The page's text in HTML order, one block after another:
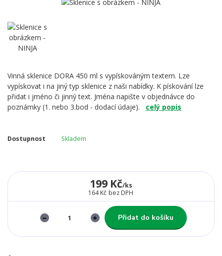
Vinná sklenice DORA 450 ml s vypískováným textem. Lze
vypískovat i na jiný typ sklenice z naši nabídky. K pískování lze
přidat i jméno či jinný text. Jména napište v objednávce do
poznámky (1. nebo 3.bod - dodací údaje). celý popis
Dostupnost Skladem
199 Kč/ks
164 Kč bez DPH
Přidat do košíku